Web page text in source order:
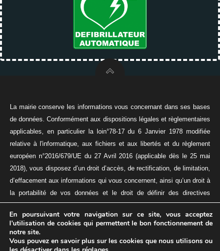
La mairie conserve les informations vous concernant dans ses bases
de données. Conformément aux dispositions légales et règlementaires
applicables, en particulier la loin°78-17 du 6 Janvier 1978 modifiée
relative à l'informatique, aux fichiers et aux libertés et du règlement
européen n°2016/679/UE du 27 Avril 2016 (applicable dès le 25 mai
2018), vous disposez d’un droit d’accès, de rectification, de limitation,
d’effacement aux informations qui vous concernent, ainsi qu’un droit à
la portabilité de vos données et le droit de définir des directives
relatives à la conservation, à l’effacement, et à la communication de
vos données à caractère personnel après votre décès.
© 2026 VILLE DE MAING
Mentions légales-Politique de protection des
En poursuivant votre navigation sur ce site, vous acceptez
l'utilisation de cookies qui permettent le bon fonctionnement de
notre site.
Vous pouvez en savoir plus sur les cookies que nous utilisons ou